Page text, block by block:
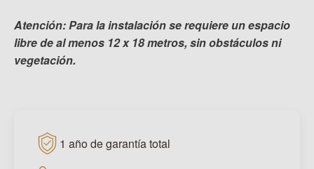
Atención: Para la instalación se requiere un espacio
libre de al menos 12 x 18 metros, sin obstáculos ni
vegetación.
1 año de garantía total